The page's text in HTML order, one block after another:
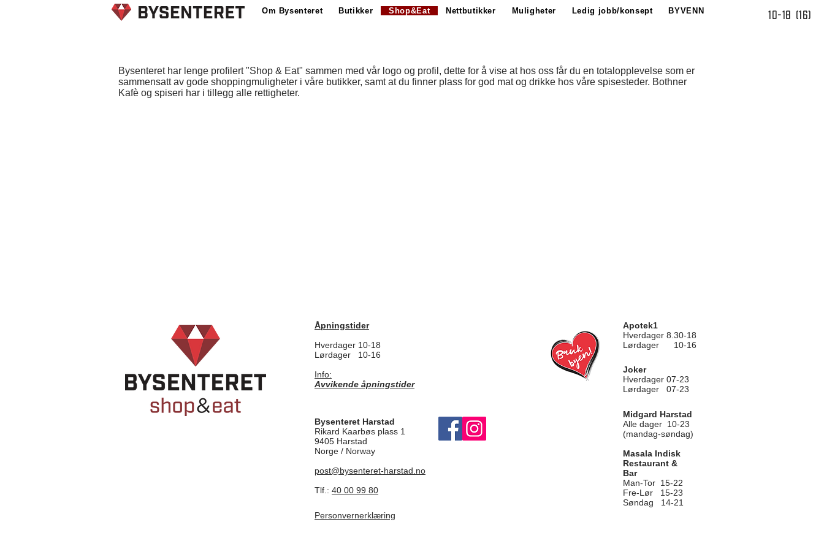
10-18 (16)
Om Bysenteret Butikker Shop&Eat Nettbutikker Muligheter Ledig jobb/konsept BYVENN
Bysenteret har lenge profilert "Shop & Eat" sammen med vår logo og profil, dette for å vise at hos oss får du en totalopplevelse som er
sammensatt av gode shoppingmuligheter i våre butikker, samt at du finner plass for god mat og drikke hos våre spisesteder. Bothner
Kafè og spiseri har i tillegg alle rettigheter.
Åpningstider
Hverdager 10-18
Lørdager 10-16
Info:
Avvikende åpningstider
Bysenteret Harstad
Rikard Kaarbøs plass 1
9405 Harstad
Norge / Norway
post@bysenteret-harstad.no
Tlf.: 40 00 99 80
Apotek1
Hverdager 8.30-18
Lørdager 10-16
Joker
Hverdager 07-23
Lørdager 07-23
Midgard Harstad
Alle dager 10-23
(mandag-søndag)
Masala Indisk
Restaurant &
Bar
Man-Tor 15-22
Fre-Lør 15-23
Søndag 14-21
Personvernerklæring